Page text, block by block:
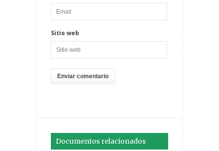
Sitio web
Documentos relacionados